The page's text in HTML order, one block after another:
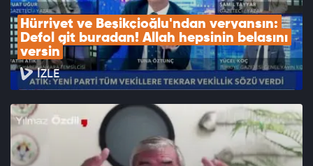
Hürriyet ve Beşikçioğlu'ndan veryansın:
Defol git buradan! Allah hepsinin belasını
versin
İZLE